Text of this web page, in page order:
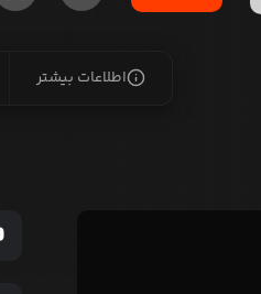
اطلاعات بیشتر